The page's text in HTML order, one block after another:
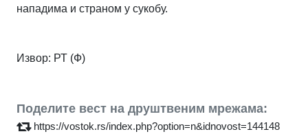
нападима и страном у сукобу.
Извор: РТ (Ф)
Поделите вест на друштвеним мрежама:
https://vostok.rs/index.php?option=n&idnovost=144148